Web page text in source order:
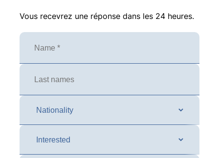
Vous recevrez une réponse dans les 24 heures.